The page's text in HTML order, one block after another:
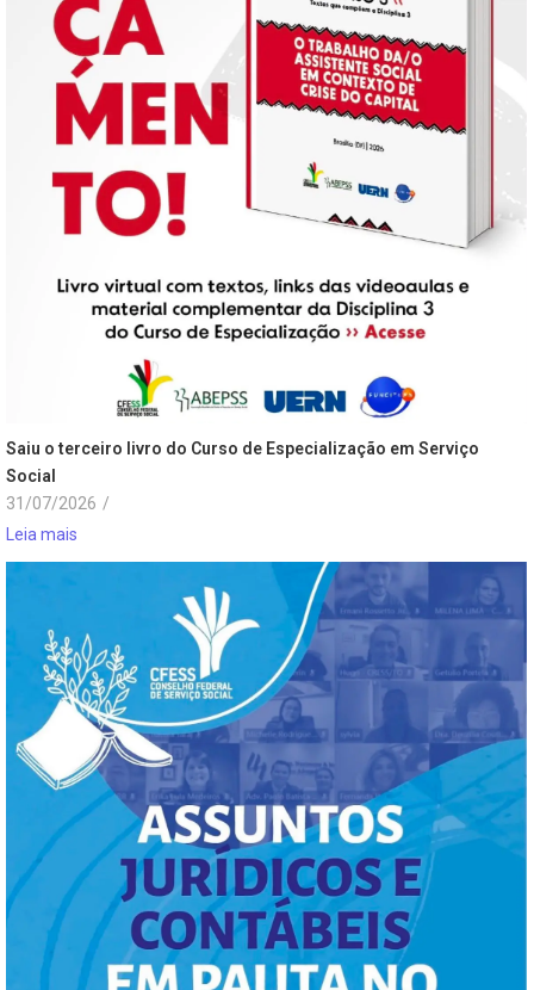
Saiu o terceiro livro do Curso de Especialização em Serviço
Social
31/07/2026 /
Leia mais